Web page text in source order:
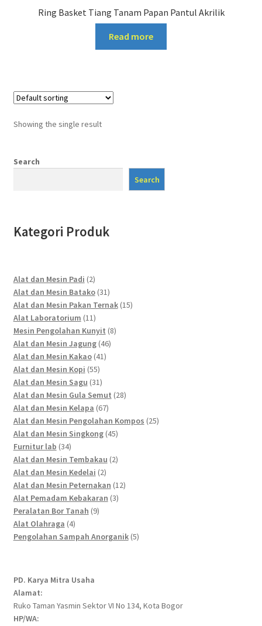
Ring Basket Tiang Tanam Papan Pantul Akrilik
Read more
Showing the single result
Search
Search
Kategori Produk
Alat dan Mesin Padi 22
products
Alat dan Mesin Batako 3131
products
Alat dan Mesin Pakan Ternak 1515
Alat Laboratorium 1111
products
Mesin Pengolahan Kunyit 88
Alat dan Mesin Jagung 4646
Alat dan Mesin Kakao 4141
Alat dan Mesin Kopi 5555
products
Alat dan Mesin Sagu 3131
products
Alat dan Mesin Gula Semut 2828
Alat dan Mesin Kelapa 6767
products
Alat dan Mesin Pengolahan Kompos 2525
Alat dan Mesin Singkong 4545
Furnitur lab 3434
products
Alat dan Mesin Tembakau 22
Alat dan Mesin Kedelai 22
products
Alat dan Mesin Peternakan 1212
Alat Pemadam Kebakaran 33
Peralatan Bor Tanah 99
Alat Olahraga 44
products
Pengolahan Sampah Anorganik 55
PD. Karya Mitra Usaha
Alamat:
Ruko Taman Yasmin Sektor VI No 134, Kota Bogor
HP/WA: